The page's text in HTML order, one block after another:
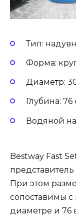
Тип:
Форма:
Диаметр:
Глубина: 76
Водяной
Bestway Fast
При этом
сопоставимы
диаметре и 76